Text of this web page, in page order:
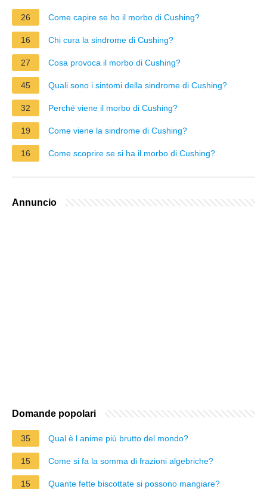
26 Come capire se ho il morbo di Cushing?
16 Chi cura la sindrome di Cushing?
27 Cosa provoca il morbo di Cushing?
45 Quali sono i sintomi della sindrome di Cushing?
32 Perché viene il morbo di Cushing?
19 Come viene la sindrome di Cushing?
16 Come scoprire se si ha il morbo di Cushing?
Annuncio
Domande popolari
35 Qual è l anime più brutto del mondo?
15 Come si fa la somma di frazioni algebriche?
15 Quante fette biscottate si possono mangiare?